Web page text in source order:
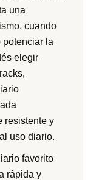
una
cuando
potenciar la
elegir
resistente y
uso diario.
favorito
rápida y